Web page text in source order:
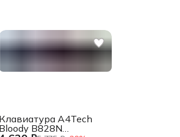
Клавиатура A4Tech
Bloody B828N